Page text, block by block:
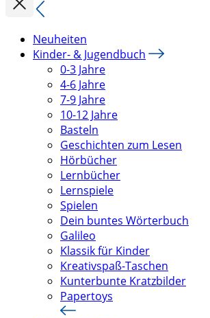
Neuheiten
Kinder- & Jugendbuch
0-3 Jahre
4-6 Jahre
7-9 Jahre
10-12 Jahre
Basteln
Geschichten zum Lesen
Hörbücher
Lernbücher
Lernspiele
Spielen
Dein buntes Wörterbuch
Galileo
Klassik für Kinder
Kreativspaß-Taschen
Kunterbunte Kratzbilder
Papertoys